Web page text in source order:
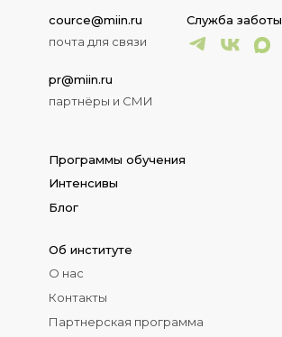
Об институте
О нас
Контакты
Партнерская программа
pr@miin.ru
Интенсивы
Блог
Программы обучения
партнёры и СМИ
почта для связи
cource@miin.ru Служба заботы